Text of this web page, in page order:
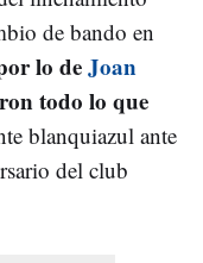
de bando en
lo deJoan
todo lo que
blanquiazul ante
del club